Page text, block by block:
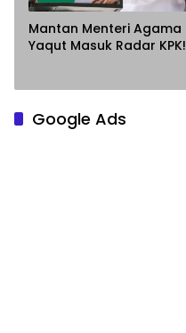
Mantan Menteri Agama
Yaqut Masuk Radar KPK!
Google Ads